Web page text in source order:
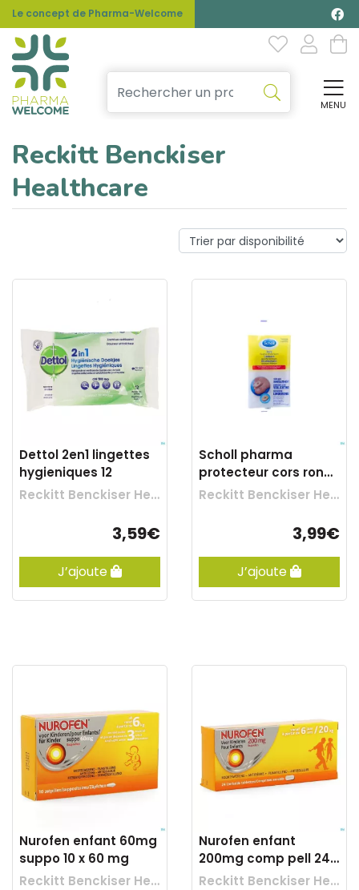
Le concept de Pharma-Welcome
MENU
Reckitt Benckiser
Healthcare
Dettol 2en1 lingettes
hygieniques 12
Reckitt Benckiser Healthcare
3,59€
J’ajoute
Scholl pharma
protecteur cors rond
feutre 9
Reckitt Benckiser Healthcare
3,99€
J’ajoute
Nurofen enfant 60mg
suppo 10 x 60 mg
Reckitt Benckiser Healthcare
Nurofen enfant
200mg comp pell 24
rempl.2475739
Reckitt Benckiser Healthcare